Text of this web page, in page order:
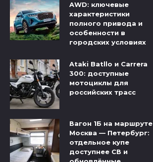
AWD: ключевые
характеристики
полного привода и
особенности в
городских условиях
Ataki Batllo и Carrera
300: доступные
мотоциклы для
российских трасс
Вагон 1Б на маршруте
Москва — Петербург:
отдельное купе
доступнее СВ и